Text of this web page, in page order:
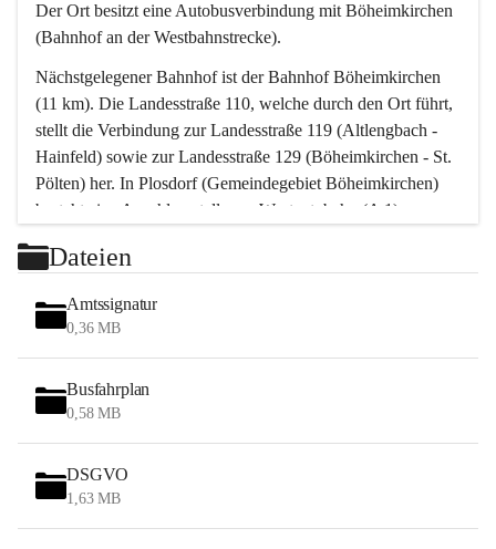
Der Ort besitzt eine Autobusverbindung mit Böheimkirchen
(Bahnhof an der Westbahnstrecke).
Nächstgelegener Bahnhof ist der Bahnhof Böheimkirchen
(11 km). Die Landesstraße 110, welche durch den Ort führt,
stellt die Verbindung zur Landesstraße 119 (Altlengbach -
Hainfeld) sowie zur Landesstraße 129 (Böheimkirchen - St.
Pölten) her. In Plosdorf (Gemeindegebiet Böheimkirchen)
besteht eine Anschlussstelle zur Westautobahn (A 1).
Wien erreicht man in ca. 45 Minuten.
Stössing zählt noch zum Naherholungsraum Wien sowie
zum Naherholungsraum St. Pölten. Viele Bauernhöfe hatten
„ihre Wiener“. Seit 1960 bauten viele Wiener
Wochenendhäuser im Gemeindegebiet. Wegen des
waldreichen Jagdgebietes haben viele Jagdpächter ihre
Das Wandern ist aus touristischer Sicht die bedeutendste
Tätigkeit. Das hügelige Gebiet mit Wanderwegen durch
Wiesen, Wälder und Obstkulturen lädt dazu ein. Gefördert
Dateien
Amtssignatur
0,36 MB
Busfahrplan
0,58 MB
DSGVO
1,63 MB